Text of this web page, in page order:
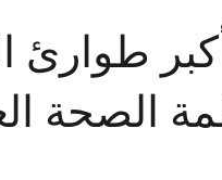
طوارئ